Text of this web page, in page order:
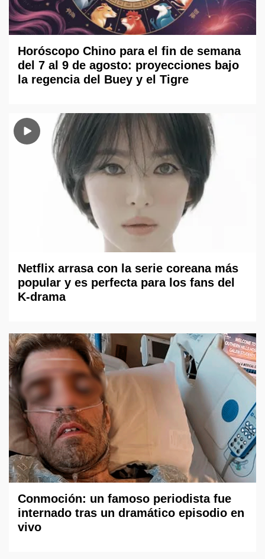
Horóscopo Chino para el fin de semana
del 7 al 9 de agosto: proyecciones bajo
la regencia del Buey y el Tigre
Netflix arrasa con la serie coreana más
popular y es perfecta para los fans del
K-drama
Conmoción: un famoso periodista fue
internado tras un dramático episodio en
vivo